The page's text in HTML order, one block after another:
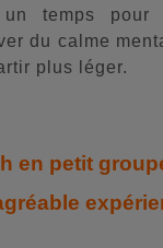
temps pour
du calme
plus léger.
en petit